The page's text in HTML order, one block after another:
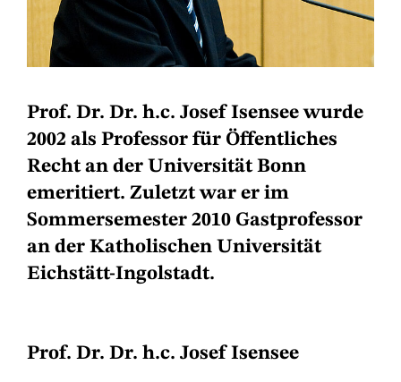
Prof. Dr. Dr. h.c. Josef Isensee wurde
2002 als Professor für Öffentliches
Recht an der Universität Bonn
emeritiert. Zuletzt war er im
Sommersemester 2010 Gastprofessor
an der Katholischen Universität
Eichstätt-Ingolstadt.
Prof. Dr. Dr. h.c. Josef Isensee